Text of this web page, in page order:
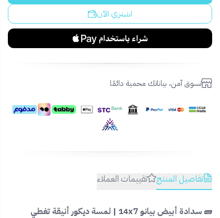
اشتري الآن
تسوق آمن، بياناتك محمية دائمًا
تفاصيل المنتج تقييمات العملاء
🧱 سدادة أبيض بيانو 14x7 | لمسة ديكور أنيقة تغطي